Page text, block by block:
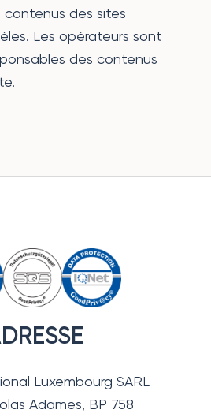
contenus des sites
Les opérateurs sont
des contenus
Luxembourg SARL
Adames, BP 758